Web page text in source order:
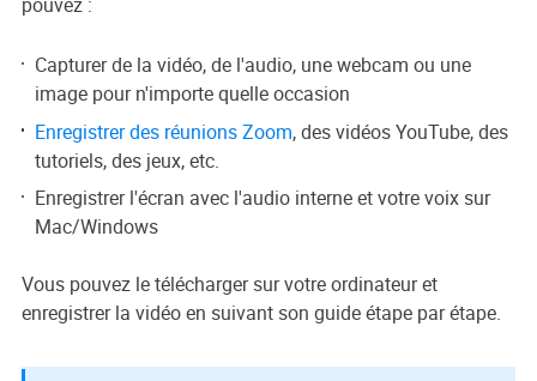
Capturer de la vidéo, de l'audio, une webcam ou une
image pour n'importe quelle occasion
Enregistrer des réunions Zoom, des vidéos YouTube, des
tutoriels, des jeux, etc.
Enregistrer l'écran avec l'audio interne et votre voix sur
Mac/Windows
Vous pouvez le télécharger sur votre ordinateur et
enregistrer la vidéo en suivant son guide étape par étape.